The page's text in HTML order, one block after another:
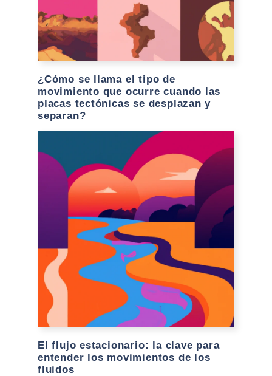
¿Cómo se llama el tipo de
movimiento que ocurre cuando las
placas tectónicas se desplazan y
separan?
El flujo estacionario: la clave para
entender los movimientos de los
fluidos